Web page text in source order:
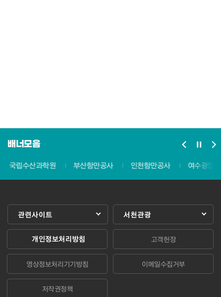
배너모음
국립수산과학원
부산항만공사 인천항만공사 여수광양
개인정보처리방침 고객헌장
영상정보처리기기방침 이메일수집거부
저작권정책
관련사이트 서천관광